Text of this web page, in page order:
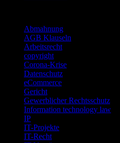
Abmahnung
AGB Klauseln
Arbeitsrecht
copyright
Corona-Krise
Datenschutz
eCommerce
Gericht
Gewerblicher Rechtsschutz
Information technology law
IP
IT-Projekte
IT-Recht